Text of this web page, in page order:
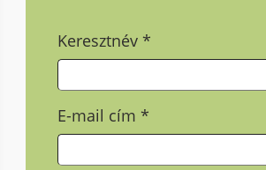
Keresztnév*
E-mail cím*